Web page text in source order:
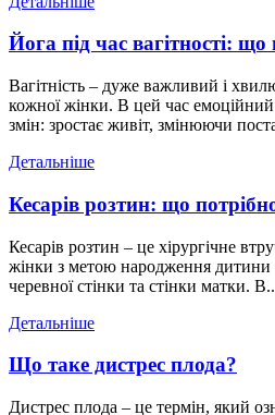
Йога під час вагітності: що
Вагітність – дуже важливий і
кожної жінки. В цей час емоційний
змін: зростає живіт, змінюючи
Детальніше
Кесарів розтин: що
Кесарів розтин – це хірургічне
жінки з метою народження дитини
черевної стінки та стінки матки.
Детальніше
Що таке дистрес плода?
Дистрес плода – це термін, який